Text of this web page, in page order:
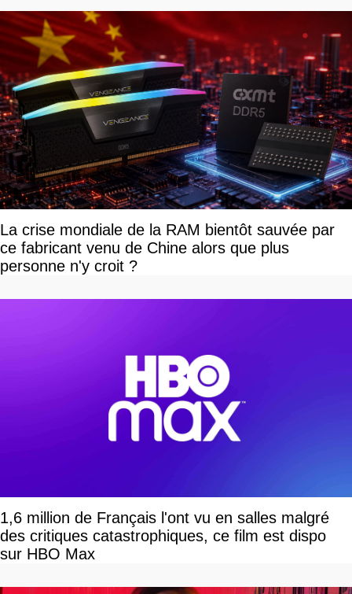
La crise mondiale de la RAM bientôt sauvée par
ce fabricant venu de Chine alors que plus
personne n'y croit ?
1,6 million de Français l'ont vu en salles malgré
des critiques catastrophiques, ce film est dispo
sur HBO Max